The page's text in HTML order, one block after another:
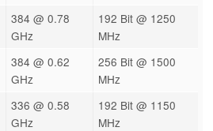
384 @ 0.78
GHz
192 Bit @ 1250
MHz
384 @ 0.62
GHz
256 Bit @ 1500
MHz
336 @ 0.58
GHz
192 Bit @ 1150
MHz